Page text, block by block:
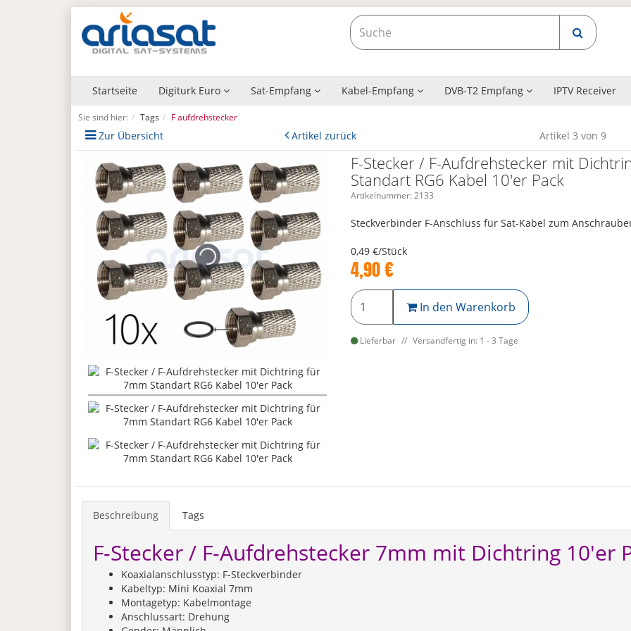
Startseite Digiturk Euro Sat-Empfang Kabel-Empfang DVB-T2 Empfang IPTV Receiver
Sie sind hier: Tags F aufdrehstecker
Zur Übersicht Artikel zurück Artikel 3 von 9
F-Stecker / F-Aufdrehstecker mit
Standart RG6 Kabel 10'er Pack
Artikelnummer: 2133
Steckverbinder F-Anschluss für Sat-Kabel zum
0,49 €/Stück
4,90€
In den Warenkorb
Lieferbar Versandfertig in: 1 - 3 Tage
Beschreibung Tags
F-Stecker / F-Aufdrehstecker 7mm mit Dichtring 10'er
Koaxialanschlusstyp: F-Steckverbinder
Kabeltyp: Mini Koaxial 7mm
Montagetyp: Kabelmontage
Anschlussart: Drehung